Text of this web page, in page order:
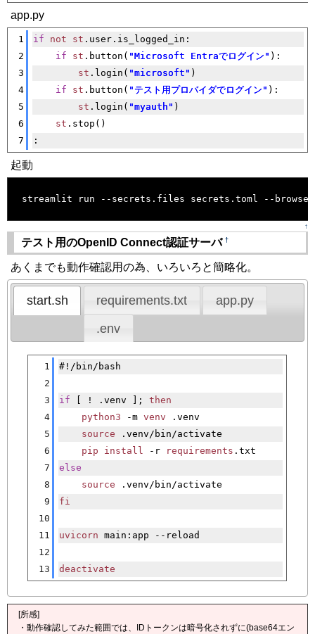
app.py
1
2
3
4
5
6
7
if not st .user.is_logged_in:
if
st .button( "Microsoft Entraでログイン" ):
st .login( "microsoft" )
if
st .button( "テスト用プロバイダでログイン" ):
st .login( "myauth" )
st .stop()
:
起動
streamlit run --secrets.files secrets.toml --
↑
テスト用のOpenID Connect認証サーバ †
あくまでも動作確認用の為、いろいろと簡略化。
start.sh requirements.txt
app.py
.env
1
2
3
4
5
6
7
8
9
10
11
12
13
#!/bin/bash
if [ ! .venv ]; then
python3 -m venv .venv
source .venv/bin/activate
pip
install -r requirements .txt
else
source .venv/bin/activate
fi
uvicorn main:app --reload
deactivate
[所感]
・動作確認してみた範囲では、IDトークンは暗号化されずに(base64エン